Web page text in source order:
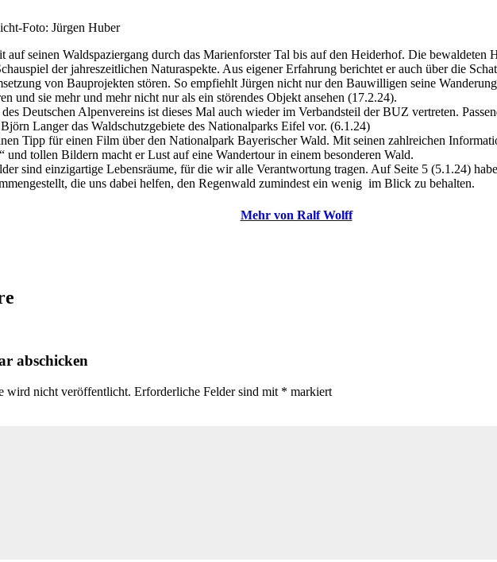
Foto: Jürgen Huber
auf seinen Waldspaziergang durch das Marienforster Tal bis auf den Heiderhof. Die bewaldeten
der jahreszeitlichen Naturaspekte. Aus eigener Erfahrung berichtet er auch über die
von Bauprojekten stören. So empfiehlt Jürgen nicht nur den Bauwilligen seine
und sie mehr und mehr nicht nur als ein störendes Objekt ansehen (17.2.24).
Deutschen Alpenvereins ist dieses Mal auch wieder im Verbandsteil der BUZ vertreten.
Langer das Waldschutzgebiete des Nationalparks Eifel vor. (6.1.24)
Tipp für einen Film über den Nationalpark Bayerischer Wald. Mit seinen zahlreichen
und tollen Bildern macht er Lust auf eine Wandertour in einem besonderen Wald.
sind einzigartige Lebensräume, für die wir alle Verantwortung tragen. Auf Seite 5 (5.1.24)
die uns dabei helfen, den Regenwald zumindest ein wenig im Blick zu behalten.
Mehr von Ralf Wolff
abschicken
wird nicht veröffentlicht. Erforderliche Felder sind mit * markiert